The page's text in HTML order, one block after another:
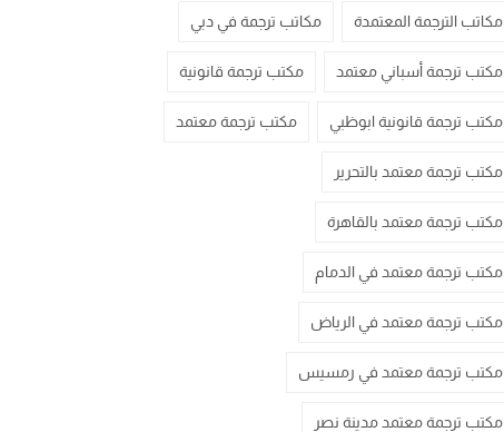
مكاتب الترجمة المعتمدة مكاتب ترجمة في دبي
مكتب ترجمة أسباني معتمد مكتب ترجمة قانونية
مكتب ترجمة قانونية ابوظبي مكتب ترجمة معتمد
مكتب ترجمة معتمد بالتحرير
مكتب ترجمة معتمد بالقاهرة
مكتب ترجمة معتمد في الدمام
مكتب ترجمة معتمد في الرياض
مكتب ترجمة معتمد في رمسيس
مكتب ترجمة معتمد مدينة نصر